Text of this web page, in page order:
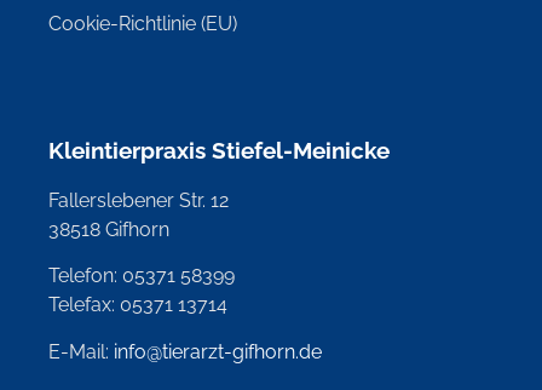
Cookie-Richtlinie (EU)
Kleintierpraxis Stiefel-Meinicke
Fallerslebener Str. 12
38518 Gifhorn
Telefon: 05371 58399
Telefax: 05371 13714
E-Mail: info@tierarzt-gifhorn.de